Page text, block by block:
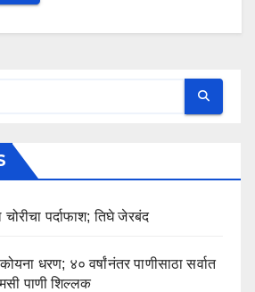
पर्दाफाश; तिघे जेरबंद
कोयना धरण; ४० वर्षांनंतर पाणीसाठा सर्वात
पाणी शिल्लक